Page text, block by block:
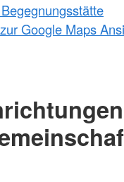
Google Maps